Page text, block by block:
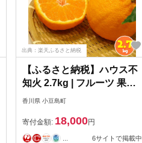
出典：楽天ふるさと納税
【ふるさと納税】ハウス不
知火 2.7kg | フルーツ 果物
くだもの 食品
香川県 小豆島町
寄付金額: 18,000円
6サイトで掲載中